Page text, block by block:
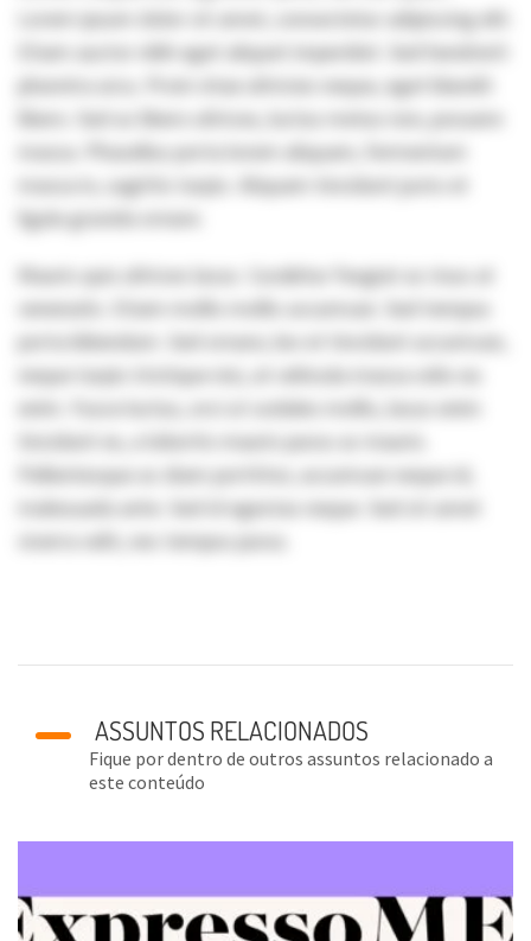
Lorem ipsum dolor sit amet, consectetur adipiscing elit.
Etiam auctor nibh eget aliquet imperdiet. Sed hendrerit
pharetra arcu. Proin vitae ultricies neque, eget blandit
libero. Sed ac libero ultrices, luctus metus non, posuere
massa. Phasellus porta lorem aliquam, fermentum
massa in, sagittis turpis. Aliquam tincidunt justo et
ligula gravida ornare.
Mauris quis ultrices lacus. Curabitur feugiat ac risus at
venenatis. Etiam mollis mollis accumsan. Sed tempus
porta bibendum. Sed ornare, leo et tincidunt accumsan,
neque turpis tristique nisi, at vehicula massa odio eu
enim. Fusce luctus, orci ut sodales mollis, lacus enim
tincidunt ex, a lobortis mauris purus ac mauris.
Pellentesque ac diam porttitor, accumsan neque id,
malesuada ante. Sed id egestas neque. Sed sit amet
viverra velit, nec tempus purus.
ASSUNTOS RELACIONADOS
Fique por dentro de outros assuntos relacionado a
este conteúdo